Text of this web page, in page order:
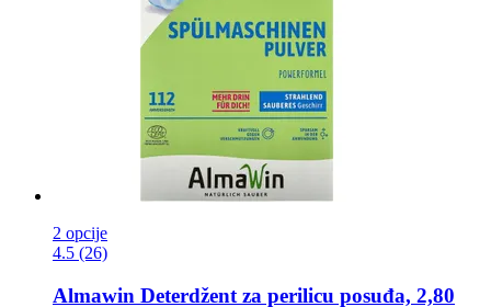
2 opcije
4.5 (26)
Almawin Deterdžent za perilicu posuđa, 2,80